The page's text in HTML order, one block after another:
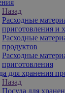
Назад
Расходные
приготовления и
Расходные
продуктов
Расходные
приготовления
для хранения
Назад
Посуда для